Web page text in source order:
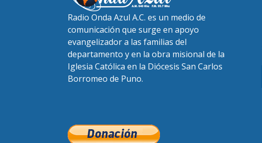
Radio Onda Azul A.C. es un medio de
comunicación que surge en apoyo
evangelizador a las familias del
departamento y en la obra misional de la
Iglesia Católica en la Diócesis San Carlos
Borromeo de Puno.